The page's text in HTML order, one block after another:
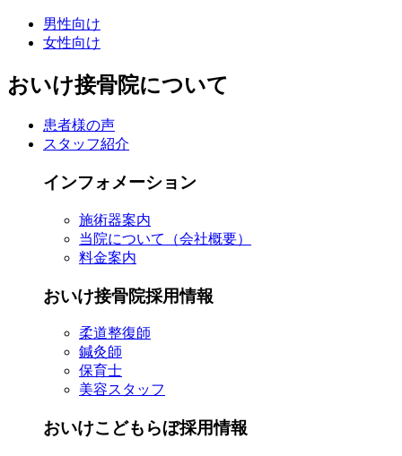
男性向け
女性向け
おいけ接骨院について
患者様の声
スタッフ紹介
インフォメーション
施術器案内
当院について（会社概要）
料金案内
おいけ接骨院採用情報
柔道整復師
鍼灸師
保育士
美容スタッフ
おいけこどもらぼ採用情報